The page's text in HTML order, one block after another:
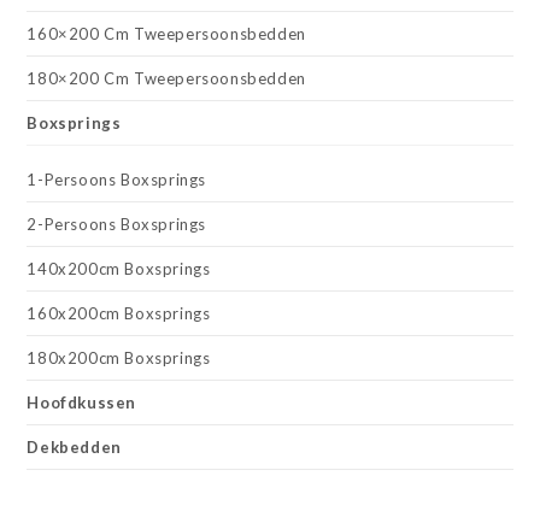
160×200 Cm Tweepersoonsbedden
180×200 Cm Tweepersoonsbedden
Boxsprings
1-Persoons Boxsprings
2-Persoons Boxsprings
140x200cm Boxsprings
160x200cm Boxsprings
180x200cm Boxsprings
Hoofdkussen
Dekbedden